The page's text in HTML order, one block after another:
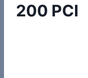
200 PCI